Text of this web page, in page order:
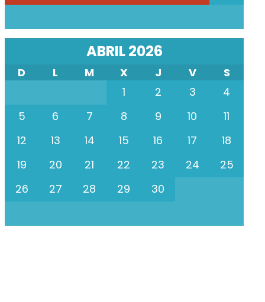
ABRIL 2026
D L M X J V
S
1
2 3
4
5
6 7 8 9 10
11
12
13 14 15 16 17
18
19
20 21 22 23 24
25
26
27 28 29 30